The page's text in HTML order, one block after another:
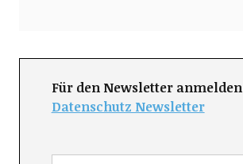
Für den Newsletter anmelden
Datenschutz Newsletter